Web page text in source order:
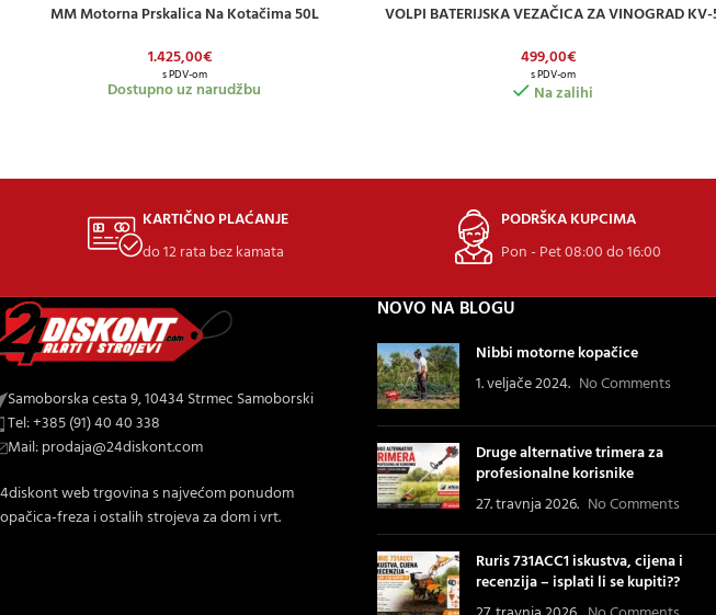
DODAJ U KOŠARICU
MM Motorna Prskalica Na Kotačima 50L
1.425,00€
s PDV-om
Dostupno uz narudžbu
DODAJ U KOŠARICU
VOLPI BATERIJSKA VEZAČICA ZA VINOGRAD
499,00€
s PDV-om
Na zalihi
KARTIČNO PLAĆANJE
do 12 rata bez kamata
PODRŠKA KUPCIMA
Pon - Pet 08:00 do 16:00
Samoborska cesta 9, 10434 Strmec Samoborski
Tel: +385 (91) 40 40 338
Mail: prodaja@24diskont.com
web trgovina s najvećom ponudom
freza i ostalih strojeva za dom i vrt.
NOVO NA BLOGU
Nibbi motorne kopačice
1. veljače 2024. No Comments
Druge alternative trimera za
profesionalne korisnike
27. travnja 2026. No Comments
Ruris 731ACC1 iskustva, cijena i
recenzija – isplati li se kupiti??